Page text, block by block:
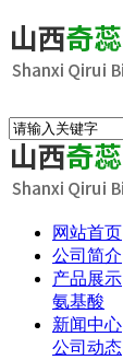
网站首页
公司简介
产品展示
氨基酸
新闻中心
公司动态